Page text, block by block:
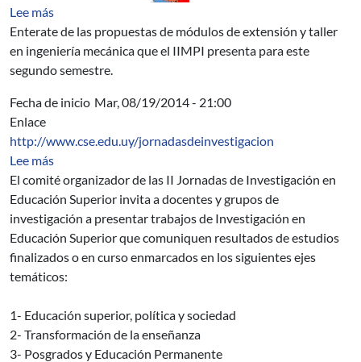
Lee más
Enterate de las propuestas de módulos de extensión y taller
en ingeniería mecánica que el IIMPI presenta para este
segundo semestre.
Fecha de inicio Mar, 08/19/2014 - 21:00
Enlace
http://www.cse.edu.uy/jornadasdeinvestigacion
Lee más
El comité organizador de las II Jornadas de Investigación en
Educación Superior invita a docentes y grupos de
investigación a presentar trabajos de Investigación en
Educación Superior que comuniquen resultados de estudios
finalizados o en curso enmarcados en los siguientes ejes
temáticos:
1- Educación superior, política y sociedad
2- Transformación de la enseñanza
3- Posgrados y Educación Permanente